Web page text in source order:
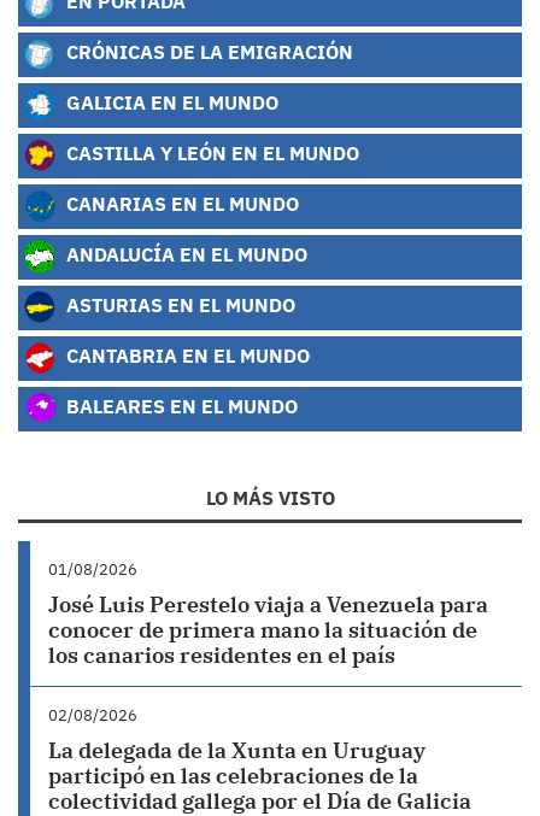
CRÓNICAS DE LA EMIGRACIÓN
GALICIA EN EL MUNDO
CASTILLA Y LEÓN EN EL MUNDO
CANARIAS EN EL MUNDO
ANDALUCÍA EN EL MUNDO
ASTURIAS EN EL MUNDO
CANTABRIA EN EL MUNDO
BALEARES EN EL MUNDO
LO MÁS VISTO
01/08/2026
José Luis Perestelo viaja a Venezuela para
conocer de primera mano la situación de
los canarios residentes en el país
02/08/2026
La delegada de la Xunta en Uruguay
participó en las celebraciones de la
colectividad gallega por el Día de Galicia